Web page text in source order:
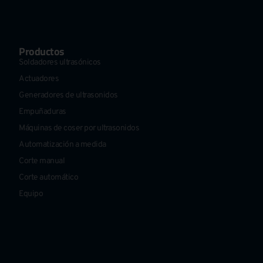
Productos
Soldadores ultrasónicos
Actuadores
Generadores de ultrasonidos
Empuñaduras
Máquinas de coser por ultrasonidos
Automatización a medida
Corte manual
Corte automático
Equipo